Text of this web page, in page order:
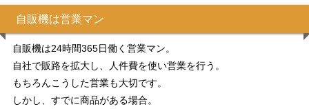
自販機は営業マン
自販機は24時間365日働く営業マン。
自社で販路を拡大し、人件費を使い営業を行う。
もちろんこうした営業も大切です。
しかし、すでに商品がある場合。